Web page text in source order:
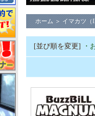
ホーム ＞ イマカツ
[並び順を変更] ・